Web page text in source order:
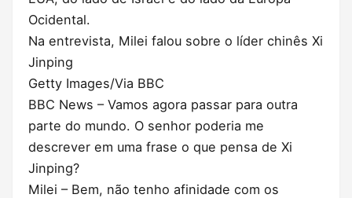
Ocidental.
Na entrevista, Milei falou sobre o líder chinês Xi
Jinping
Getty Images/Via BBC
BBC News – Vamos agora passar para outra
parte do mundo. O senhor poderia me
descrever em uma frase o que pensa de Xi
Jinping?
Milei – Bem, não tenho afinidade com os